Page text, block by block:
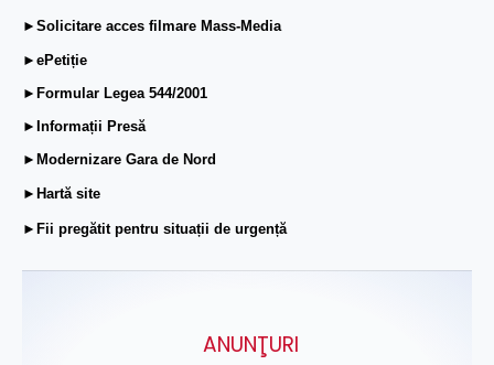
►Solicitare acces filmare Mass-Media
►ePetiție
►Formular Legea 544/2001
►Informații Presă
►Modernizare Gara de Nord
►Hartă site
►Fii pregătit pentru situații de urgență
ANUNŢURI